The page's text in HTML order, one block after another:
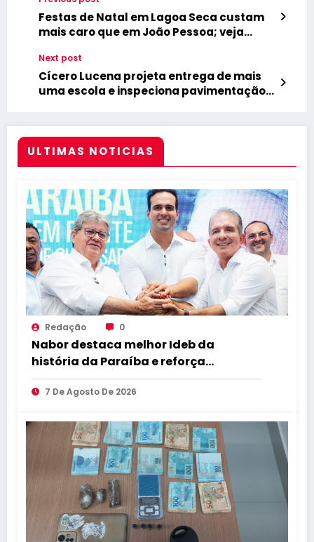
Festas de Natal em Lagoa Seca custam
mais caro que em João Pessoa; veja
Next post
Cícero Lucena projeta entrega de mais
uma escola e inspeciona pavimentação
ULTIMAS NOTICIAS
Redação 0
Nabor destaca melhor Ideb da
história da Paraíba e reforça
compromisso com educação de
qualidade
7 De Agosto De 2026